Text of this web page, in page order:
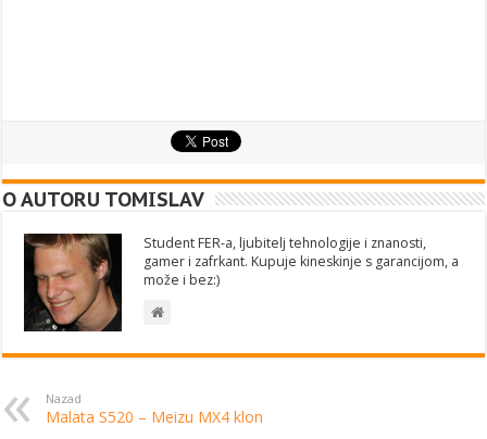
O AUTORU TOMISLAV
Student FER-a, ljubitelj tehnologije i znanosti,
gamer i zafrkant. Kupuje kineskinje s garancijom, a
može i bez:)
Nazad
Malata S520 – Meizu MX4 klon